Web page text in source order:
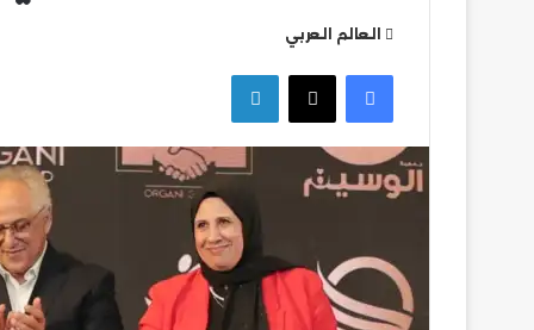
العالم العربي
فيسبوك
‫X لينكدإن
ألانيا
سبور
تشكيل بيراميدز
سبور التركي